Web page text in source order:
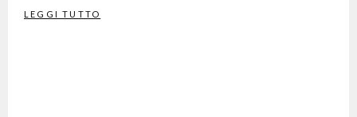
LEGGI TUTTO